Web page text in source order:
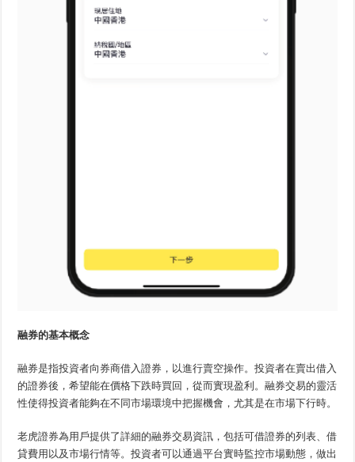
融券的基本概念
融券是指投資者向券商借入證券，以進行賣空操作。投資者在賣出借入
的證券後，希望能在價格下跌時買回，從而實現盈利。融券交易的靈活
性使得投資者能夠在不同市場環境中把握機會，尤其是在市場下行時。
老虎證券為用戶提供了詳細的融券交易資訊，包括可借證券的列表、借
貸費用以及市場行情等。投資者可以通過平台實時監控市場動態，做出